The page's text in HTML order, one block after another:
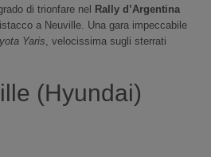
di trionfare nel
Rally d’Argentina
a Neuville. Una gara impeccabile
Yaris, velocissima sugli sterrati
(Hyundai)